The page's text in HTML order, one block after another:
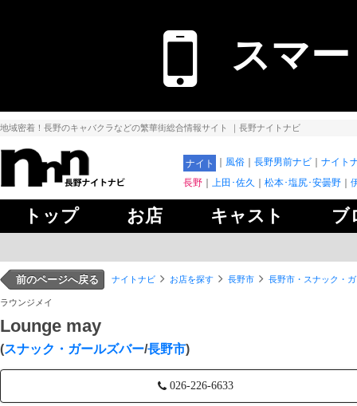
スマ
地域密着！長野のキャバクラなどの繁華街総合情報サイト ｜長野ナイトナビ
ナイト 風俗 長野男前ナビ
ナイト
長野
上田･佐久 松本･塩尻･安曇野
トップ お店 キャスト ブ
前のページへ戻る ナイトナビ お店を探す 長野市 長野市・スナック・
ラウンジメイ
Lounge may
(スナック・ガールズバー/長野市)
026-226-6633